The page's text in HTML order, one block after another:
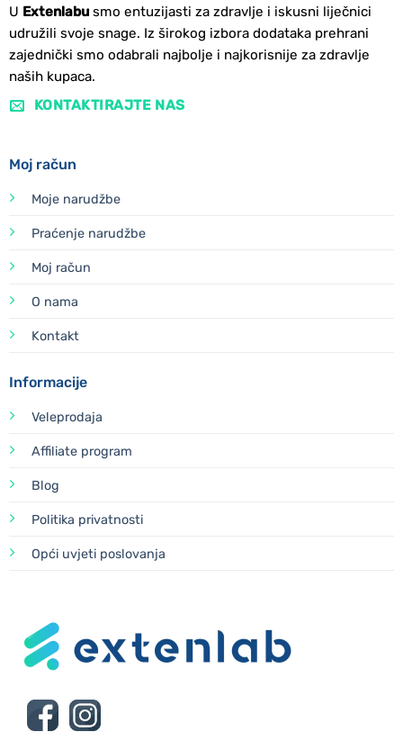
U Extenlabusmo entuzijasti za zdravlje i iskusni liječnici
udružili svoje snage. Iz širokog izbora dodataka prehrani
zajednički smo odabrali najbolje i najkorisnije za zdravlje
naših kupaca.
KONTAKTIRAJTE NAS
Moj račun
Moje narudžbe
Praćenje narudžbe
Moj račun
O nama
Kontakt
Informacije
Veleprodaja
Affiliate program
Blog
Politika privatnosti
Opći uvjeti poslovanja